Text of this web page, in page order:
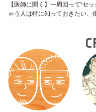
【医師に聞く】一周回って“セ
ゃう人は特に知っておきたい、